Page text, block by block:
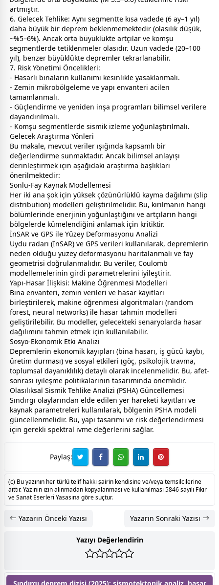
artmıştır.
6. Gelecek Tehlike: Aynı segmentte kısa vadede (6 ay–1 yıl)
daha büyük bir deprem beklenmemektedir (olasılık düşük,
~%5–6%). Ancak orta büyüklükte artçılar ve komşu
segmentlerde tetiklenmeler olasıdır. Uzun vadede (20–100
yıl), benzer büyüklükte depremler tekrarlanabilir.
7. Risk Yönetimi Öncelikleri:
- Hasarlı binaların kullanımı kesinlikle yasaklanmalı.
- Zemin mikrobölgeleme ve yapı envanteri acilen
tamamlanmalı.
- Güçlendirme ve yeniden inşa programları bilimsel verilere
dayandırılmalı.
- Komşu segmentlerde sismik izleme yoğunlaştırılmalı.
Gelecek Araştırma Yönleri
Bu makale, mevcut veriler ışığında kapsamlı bir
değerlendirme sunmaktadır. Ancak bilimsel anlayışı
derinleştirmek için aşağıdaki araştırma başlıkları
önerilmektedir:
Sonlu-Fay Kaynak Modellemesi
Her iki ana şok için yüksek çözünürlüklü kayma dağılımı (slip
distribution) modelleri geliştirilmelidir. Bu, kırılmanın hangi
bölümlerinde enerjinin yoğunlaştığını ve artçıların hangi
bölgelerde kümelendiğini anlamak için kritiktir.
İnSAR ve GPS ile Yüzey Deformasyonu Analizi
Uydu radarı (InSAR) ve GPS verileri kullanılarak, depremlerin
neden olduğu yüzey deformasyonu haritalanmalı ve fay
geometrisi doğrulanmalıdır. Bu veriler, Coulomb
modellemelerinin girdi parametrelerini iyileştirir.
Yapı-Hasar İlişkisi: Makine Öğrenmesi Modelleri
Bina envanteri, zemin verileri ve hasar kayıtları
birleştirilerek, makine öğrenmesi algoritmaları (random
forest, neural networks) ile hasar tahmin modelleri
geliştirilebilir. Bu modeller, gelecekteki senaryolarda hasar
dağılımını tahmin etmek için kullanılabilir.
Sosyo-Ekonomik Etki Analizi
Depremlerin ekonomik kayıpları (bina hasarı, iş gücü kaybı,
üretim durması) ve sosyal etkileri (göç, psikolojik travma,
toplumsal dayanıklılık) detaylı olarak incelenmelidir. Bu, afet-
sonrası iyileşme politikalarının tasarımında önemlidir.
Olasılıksal Sismik Tehlike Analizi (PSHA) Güncellemesi
Sındırgı olaylarından elde edilen yer hareketi kayıtları ve
kaynak parametreleri kullanılarak, bölgenin PSHA modeli
güncellenmelidir. Bu, yapı tasarımı ve risk değerlendirmesi
için gerekli spektral ivme değerlerini sağlar.
Paylaş:
(c) Bu yazının her türlü telif hakkı şairin kendisine ve/veya temsilcilerine
aittir. Yazının izin alınmadan kopyalanması ve kullanılması 5846 sayılı Fikir
ve Sanat Eserleri Yasasına göre suçtur.
Yazarın Önceki Yazısı Yazarın Sonraki Yazısı
Yazıyı Değerlendirin
Sındırgı deprem dizisi (2025): sismotektonik analiz, hasar